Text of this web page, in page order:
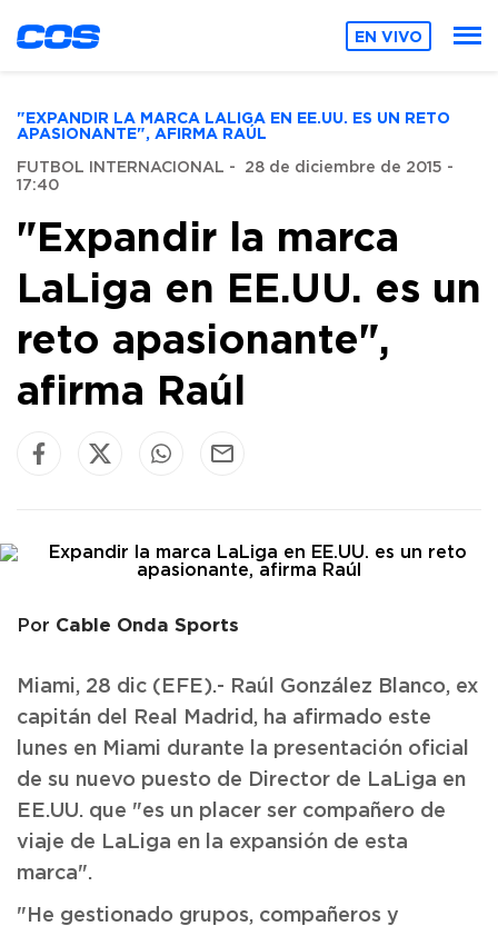
EN VIVO
"EXPANDIR LA MARCA LALIGA EN EE.UU. ES UN RETO
APASIONANTE", AFIRMA RAÚL
FUTBOL INTERNACIONAL - 28 de diciembre de 2015 -
17:40
"Expandir la marca
LaLiga en EE.UU. es un
reto apasionante",
afirma Raúl
Por Cable Onda Sports
Miami, 28 dic (EFE).- Raúl González Blanco, ex
capitán del Real Madrid, ha afirmado este
lunes en Miami durante la presentación oficial
de su nuevo puesto de Director de LaLiga en
EE.UU. que "es un placer ser compañero de
viaje de LaLiga en la expansión de esta
marca".
"He gestionado grupos, compañeros y